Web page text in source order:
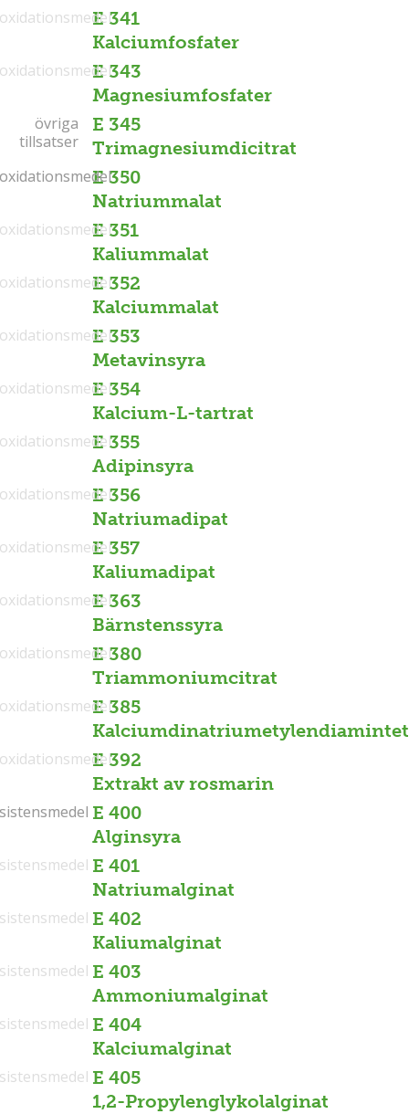
E 341
Kalciumfosfater
E 343
Magnesiumfosfater
E 345
Trimagnesiumdicitrat
övriga
tillsatser
övriga
tillsatser
E 350
Natriummalat
E 351
Kaliummalat
E 352
Kalciummalat
E 353
Metavinsyra
E 354
Kalcium-L-tartrat
E 355
Adipinsyra
E 356
Natriumadipat
E 357
Kaliumadipat
E 363
Bärnstenssyra
E 380
Triammoniumcitrat
E 385
E 392
Extrakt av rosmarin
E 400
Alginsyra
E 401
Natriumalginat
E 402
Kaliumalginat
E 403
Ammoniumalginat
E 404
Kalciumalginat
E 405
1,2-Propylenglykolalginat